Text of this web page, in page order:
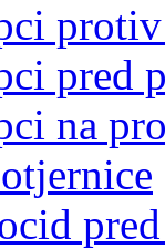
pred
na